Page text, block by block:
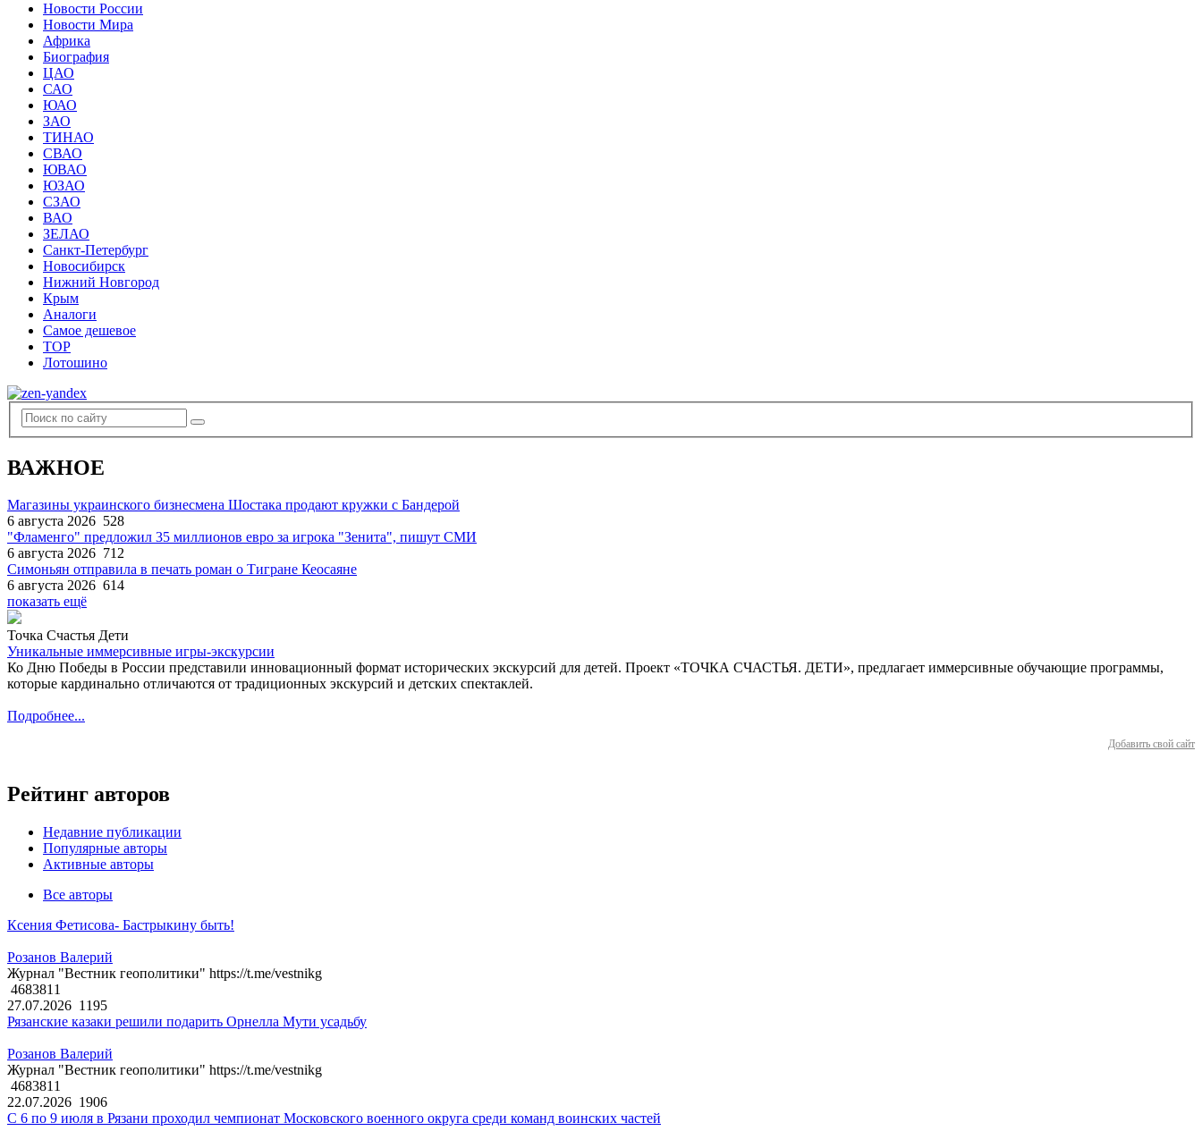
Новости России
Новости Мира
Африка
Биография
ЦАО
САО
ЮАО
ЗАО
ТИНАО
СВАО
ЮВАО
ЮЗАО
СЗАО
ВАО
ЗЕЛАО
Санкт-Петербург
Новосибирск
Нижний Новгород
Крым
Аналоги
Самое дешевое
TOP
Лотошино
ВАЖНОЕ
Магазины украинского бизнесмена Шостака продают кружки с Бандерой
6 августа 2026 528
"Фламенго" предложил 35 миллионов евро за игрока "Зенита", пишут СМИ
6 августа 2026 712
Симоньян отправила в печать роман о Тигране Кеосаяне
6 августа 2026 614
показать ещё
Точка Счастья Дети
Уникальные иммерсивные игры-экскурсии
Ко Дню Победы в России представили инновационный формат исторических экскурсий для детей. Проект «ТОЧКА СЧАСТЬЯ. ДЕТИ», предлагает иммерсивные обучающие программы,
которые кардинально отличаются от традиционных экскурсий и детских спектаклей.
Подробнее...
Добавить свой сайт
Рейтинг авторов
Недавние публикации
Популярные авторы
Активные авторы
Все авторы
Ксения Фетисова- Бастрыкину быть!
Розанов Валерий
Журнал "Вестник геополитики" https://t.me/vestnikg
4683811
27.07.2026 1195
Рязанские казаки решили подарить Орнелла Мути усадьбу
Розанов Валерий
Журнал "Вестник геополитики" https://t.me/vestnikg
4683811
22.07.2026 1906
С 6 по 9 июля в Рязани проходил чемпионат Московского военного округа среди команд воинских частей